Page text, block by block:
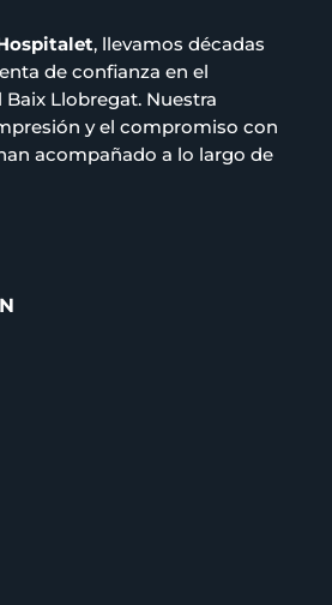
, llevamos décadas
de confianza en el
Baix Llobregat. Nuestra
y el compromiso con
acompañado a lo largo de